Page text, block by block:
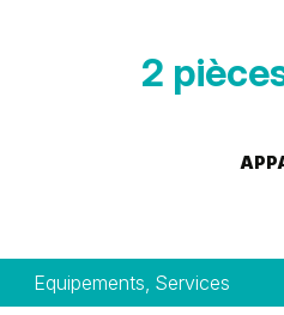
2
Equipements, Services